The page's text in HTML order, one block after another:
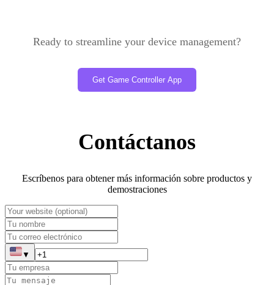
Ready to streamline your device management?
Get Game Controller App
Contáctanos
Escríbenos para obtener más información sobre productos y
demostraciones
▼